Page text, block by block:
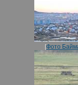
[Фото